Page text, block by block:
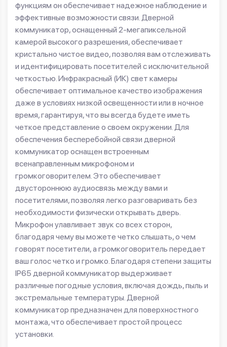
функциям он обеспечивает надежное наблюдение и
эффективные возможности связи. Дверной
коммуникатор, оснащенный 2-мегапиксельной
камерой высокого разрешения, обеспечивает
кристально чистое видео, позволяя вам отслеживать
и идентифицировать посетителей с исключительной
четкостью. Инфракрасный (ИК) свет камеры
обеспечивает оптимальное качество изображения
даже в условиях низкой освещенности или в ночное
время, гарантируя, что вы всегда будете иметь
четкое представление о своем окружении. Для
обеспечения бесперебойной связи дверной
коммуникатор оснащен встроенным
всенаправленным микрофоном и
громкоговорителем. Это обеспечивает
двустороннюю аудиосвязь между вами и
посетителями, позволяя легко разговаривать без
необходимости физически открывать дверь.
Микрофон улавливает звук со всех сторон,
благодаря чему вы можете четко слышать, о чем
говорят посетители, а громкоговоритель передает
ваш голос четко и громко. Благодаря степени защиты
IP65 дверной коммуникатор выдерживает
различные погодные условия, включая дождь, пыль и
экстремальные температуры. Дверной
коммуникатор предназначен для поверхностного
монтажа, что обеспечивает простой процесс
установки.